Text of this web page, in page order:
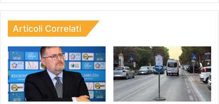
Articoli Correlati